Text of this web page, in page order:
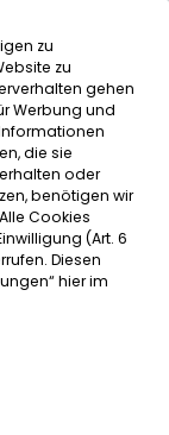
MENÜ
zu
zu
gehen
Werbung und
die sie
oder
benötigen wir
Cookies
(Art. 6
Diesen
hier im